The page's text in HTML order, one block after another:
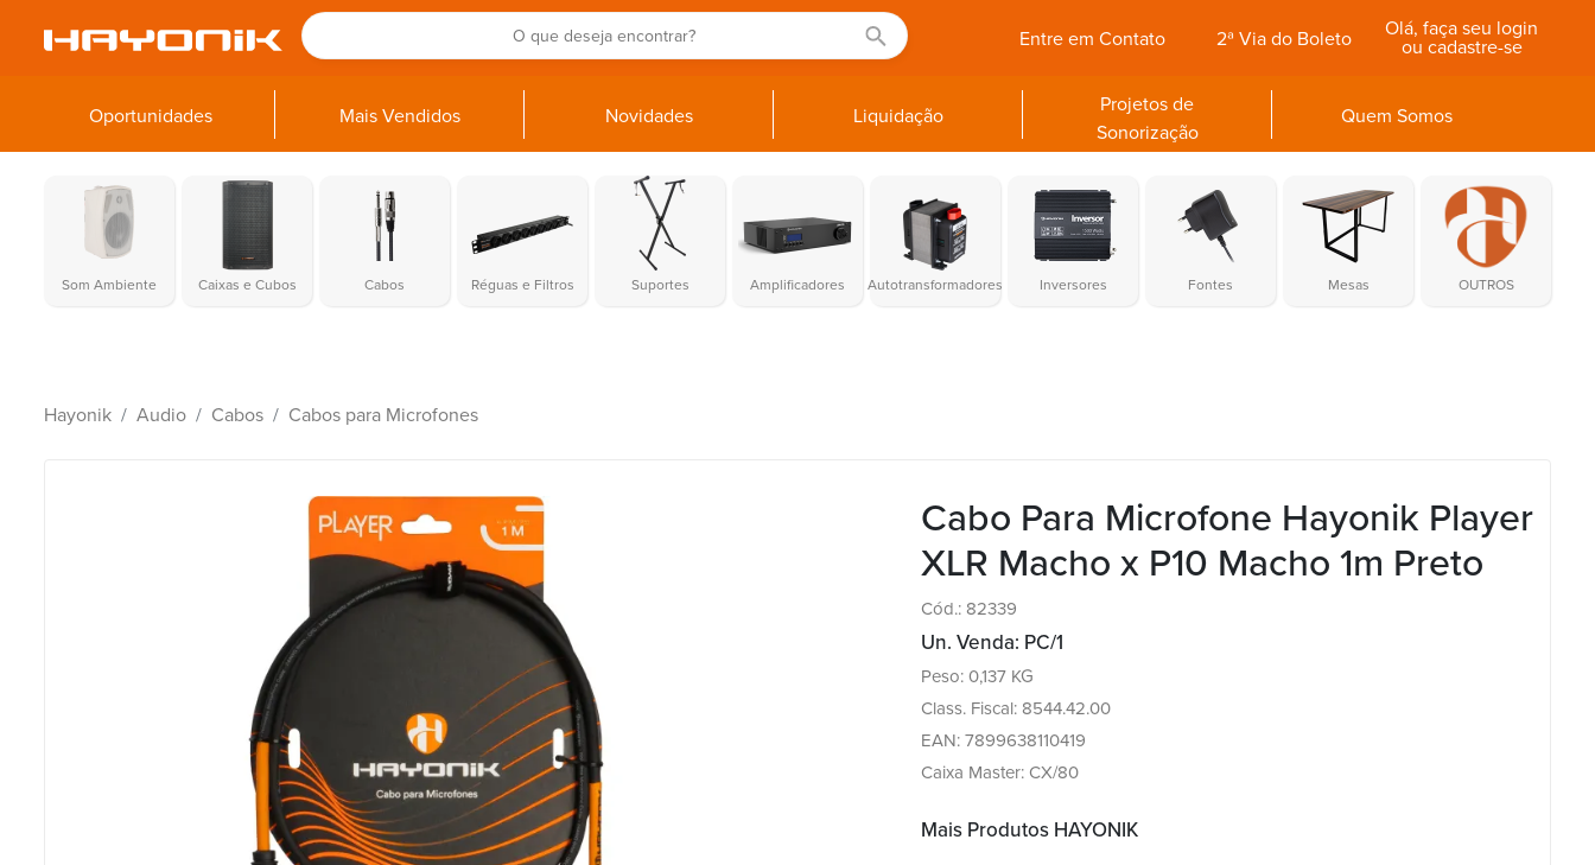
Olá, faça seu login
ou cadastre-se
2ª Via do Boleto
Entre em Contato
Oportunidades Mais Vendidos Novidades Liquidação
Projetos de
Sonorização
Quem Somos
Som Ambiente Caixas e Cubos Cabos Réguas e Filtros Suportes Amplificadores Autotransformadores Inversores Fontes Mesas OUTROS
Hayonik Audio Cabos Cabos para Microfones
Cabo Para Microfone Hayonik Player
XLR Macho x P10 Macho 1m Preto
Cód.: 82339
Un. Venda: PC/1
Peso: 0,137 KG
Class. Fiscal: 8544.42.00
EAN: 7899638110419
Caixa Master: CX/80
Mais Produtos HAYONIK